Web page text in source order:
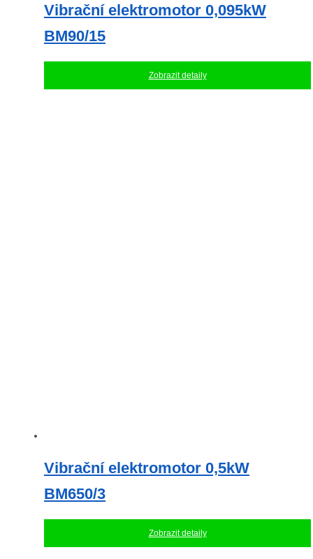
Vibrační elektromotor 0,095kW
BM90/15
Zobrazit detaily
Vibrační elektromotor 0,5kW
BM650/3
Zobrazit detaily